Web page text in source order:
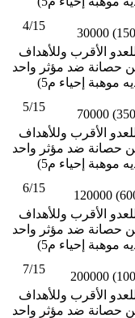
4/15
30000
الأقرب وللأهداف
القريبين حصانة ضد مؤثر واحد
5/15
70000
الأقرب وللأهداف
القريبين حصانة ضد مؤثر واحد
6/15
120000
الأقرب وللأهداف
القريبين حصانة ضد مؤثر واحد
7/15
200000
الأقرب وللأهداف
القريبين حصانة ضد مؤثر واحد